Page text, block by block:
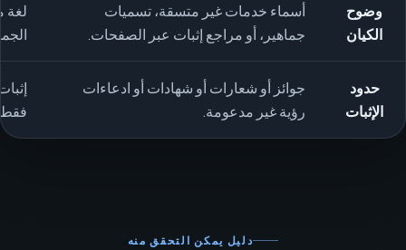
وضوح
الكيان
أسماء خدمات غير متسقة، تسميات
جماهير، أو مراجع إثبات عبر الصفحات.
لغة
حدود
الإثبات
جوائز أو شعارات أو شهادات أو ادعاءات
رؤية غير مدعومة.
دليل يمكن التحقق منه